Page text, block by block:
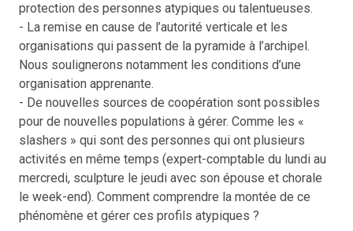
protection des personnes atypiques ou talentueuses.
- La remise en cause de l’autorité verticale et les
organisations qui passent de la pyramide à l’archipel.
Nous soulignerons notamment les conditions d’une
organisation apprenante.
- De nouvelles sources de coopération sont possibles
pour de nouvelles populations à gérer. Comme les «
slashers » qui sont des personnes qui ont plusieurs
activités en même temps (expert-comptable du lundi au
mercredi, sculpture le jeudi avec son épouse et chorale
le week-end). Comment comprendre la montée de ce
phénomène et gérer ces profils atypiques ?